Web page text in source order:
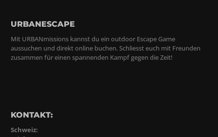
URBANESCAPE
Mit URBANmissions kannst du ein outdoor Escape Game
aussuchen und direkt online buchen. Schliesst euch mit Freunden
zusammen für einen spannenden Kampf gegen die Zeit!
KONTAKT:
Schweiz: